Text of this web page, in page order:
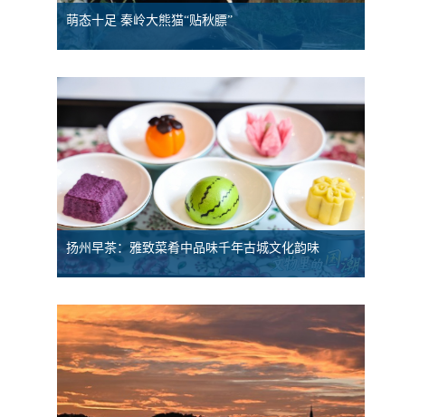
萌态十足 秦岭大熊猫“贴秋膘”
扬州早茶：雅致菜肴中品味千年古城文化韵味